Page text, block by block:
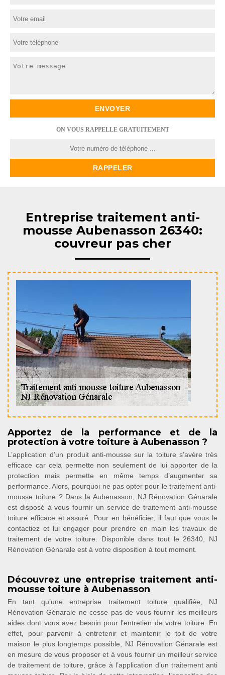
ON VOUS RAPPELLE GRATUITEMENT
Entreprise traitement anti-
mousse Aubenasson 26340:
couvreur pas cher
Apportez de la performance et de la
protection à votre toiture à Aubenasson ?
L’application d’un produit anti-mousse sur la toiture s’avère très
efficace car cela permette non seulement de lui apporter de la
protection mais permette en même temps d’augmenter sa
performance. Alors, pourquoi ne pas opter pour le traitement anti-
mousse toiture ? Dans la Aubenasson, NJ Rénovation Génarale
est disposé à vous fournir un service de traitement anti-mousse
toiture efficace et assuré. Pour en bénéficier, il faut que vous le
contactiez et lui engager pour prendre en main les travaux de
traitement de votre toiture. Disponible dans tout le 26340, NJ
Rénovation Génarale est à votre disposition à tout moment.
Découvrez une entreprise traitement anti-
mousse toiture à Aubenasson
En tant qu’une entreprise traitement toiture qualifiée, NJ
Rénovation Génarale ne cesse pas de vous fournir les meilleurs
aides dont vous avez besoin pour l’entretien de votre toiture. En
effet, pour parvenir à entretenir et maintenir le toit de votre
maison le plus longtemps possible, NJ Rénovation Génarale est
en mesure de vous proposer et à vous fournir un meilleur service
de traitement de toiture, grâce à l’application d’un traitement anti